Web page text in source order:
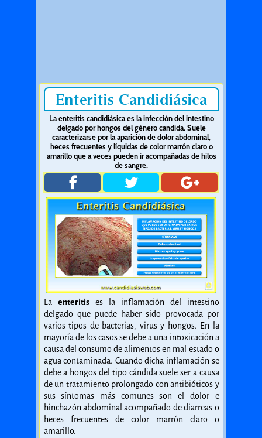
Enteritis Candidiásica
La enteritis candidiásica es la infección del intestino
delgado por hongos del género candida. Suele
caracterizarse por la aparición de dolor abdominal,
heces frecuentes y líquidas de color marrón claro o
amarillo que a veces pueden ir acompañadas de hilos
de sangre.
La enteritises la inflamación del intestino
delgado que puede haber sido provocada por
varios tipos de bacterias, virus y hongos. En la
mayoría de los casos se debe a una intoxicación a
causa del consumo de alimentos en mal estado o
agua contaminada. Cuando dicha inflamación se
debe a hongos del tipo cándida suele ser a causa
de un tratamiento prolongado con antibióticos y
sus síntomas más comunes son el dolor e
hinchazón abdominal acompañado de diarreas o
heces frecuentes de color marrón claro o
amarillo.